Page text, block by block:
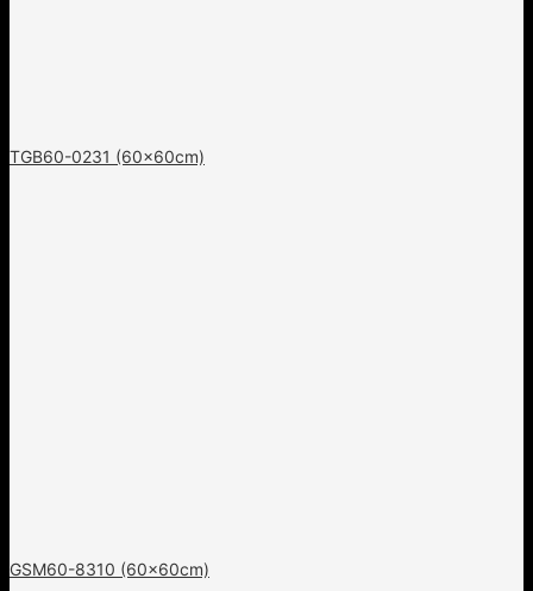
TGB60-0231 (60x60cm)
GSM60-8310 (60x60cm)